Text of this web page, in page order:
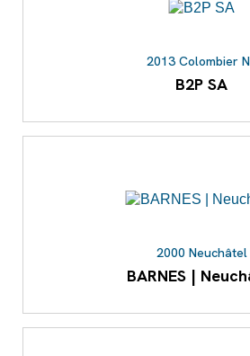
2013 Colombier
B2P SA
2000 Neuchâtel
BARNES |